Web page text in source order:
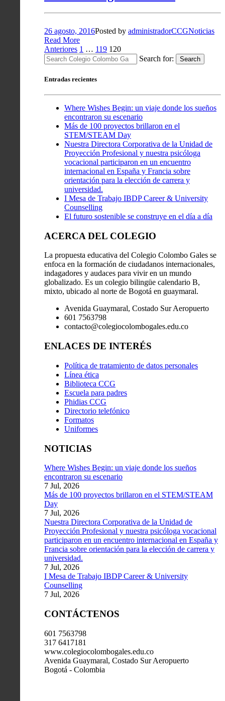
26 agosto, 2016Posted by administradorCCGNoticias
Read More
Paginación
de
entradas
Anteriores 1 … 119 120
Search for:
Search
Entradas recientes
Where Wishes Begin: un viaje donde los sueños
encontraron su escenario
Más de 100 proyectos brillaron en el
STEM/STEAM Day
Nuestra Directora Corporativa de la Unidad de
Proyección Profesional y nuestra psicóloga
vocacional participaron en un encuentro
internacional en España y Francia sobre
orientación para la elección de carrera y
universidad.
I Mesa de Trabajo IBDP Career & University
Counselling
El futuro sostenible se construye en el día a día
ACERCA DEL COLEGIO
La propuesta educativa del Colegio Colombo Gales se
enfoca en la formación de ciudadanos internacionales,
indagadores y audaces para vivir en un mundo
globalizado. Es un colegio bilingüe calendario B,
mixto, ubicado al norte de Bogotá en guaymaral.
Avenida Guaymaral, Costado Sur Aeropuerto
601 7563798
contacto@colegiocolombogales.edu.co
ENLACES DE INTERÉS
Política de tratamiento de datos personales
Línea ética
Biblioteca CCG
Escuela para padres
Phidias CCG
Directorio telefónico
Formatos
Uniformes
NOTICIAS
Where Wishes Begin: un viaje donde los sueños
encontraron su escenario
7 Jul, 2026
Más de 100 proyectos brillaron en el STEM/STEAM
Day
7 Jul, 2026
Nuestra Directora Corporativa de la Unidad de
Proyección Profesional y nuestra psicóloga vocacional
participaron en un encuentro internacional en España y
Francia sobre orientación para la elección de carrera y
universidad.
7 Jul, 2026
I Mesa de Trabajo IBDP Career & University
Counselling
7 Jul, 2026
CONTÁCTENOS
601 7563798
317 6417181
www.colegiocolombogales.edu.co
Avenida Guaymaral, Costado Sur Aeropuerto
Bogotá - Colombia